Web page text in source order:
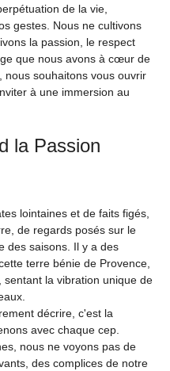
de la vie,
gestes. Nous ne cultivons
la passion, le respect
que nous avons à cœur de
nous souhaitons vous ouvrir
à une immersion au
la Passion
lointaines et de faits figés,
de regards posés sur le
des saisons. Il y a des
terre bénie de Provence,
la vibration unique de
décrire, c'est la
avec chaque cep.
nous ne voyons pas de
des complices de notre